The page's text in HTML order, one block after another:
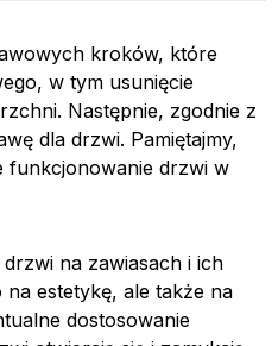
kroków, które
w tym usunięcie
Następnie, zgodnie z
dla drzwi. Pamiętajmy,
funkcjonowanie drzwi w
na zawiasach i ich
na estetykę, ale także na
dostosowanie